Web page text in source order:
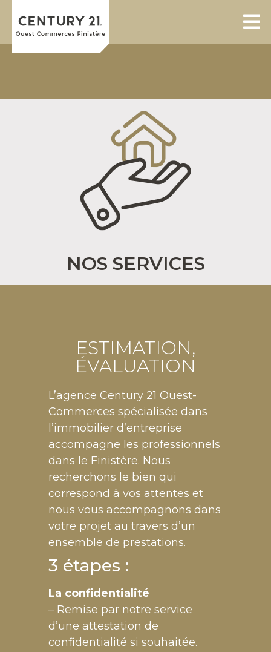
NOS SERVICES
ESTIMATION,
ÉVALUATION
L’agence Century 21 Ouest-
Commerces spécialisée dans
l’immobilier d’entreprise
accompagne les professionnels
dans le Finistère. Nous
recherchons le bien qui
correspond à vos attentes et
nous vous accompagnons dans
votre projet au travers d’un
ensemble de prestations.
3 étapes :
La confidentialité
– Remise par notre service
d’une attestation de
confidentialité si souhaitée.